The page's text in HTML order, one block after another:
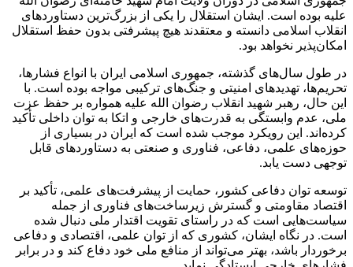
علیه بوده است. ایشان استقلال را یکی از بزرگ‌ترین دستاوردهای
انقلاب اسلامی دانسته و معتقدند هیچ پیشرفتی بدون حفظ استقلال
امکان‌پذیر نخواهد بود.
در طول سال‌های گذشته، جمهوری اسلامی ایران با انواع فشارها،
تحریم‌ها، تهدیدهای امنیتی و جنگ‌های ترکیبی مواجه بوده است. با
این حال، رهبر شهید انقلاب رضوان الله علیه همواره بر حفظ عزت
ملی، عدم وابستگی به قدرت‌های خارجی و اتکا به توان داخلی تأکید
کرده‌اند. این رویکرد موجب شده است که ایران در بسیاری از
حوزه‌های علمی، دفاعی، فناوری و صنعتی به دستاوردهای قابل
توجهی دست یابد.
توسعه توان دفاعی کشور، حمایت از پیشرفت‌های علمی، تأکید بر
اقتصاد مقاومتی و گسترش زیرساخت‌های فناوری از جمله
سیاست‌هایی است که در راستای تقویت اقتدار ملی دنبال شده
است. در نگاه ایشان، کشوری که از توان علمی، اقتصادی و دفاعی
برخوردار باشد، بهتر می‌تواند از منافع ملی خود دفاع کند و در برابر